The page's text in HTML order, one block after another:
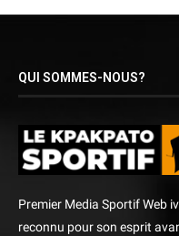
QUI SOMMES-NOUS?
Premier Media Sportif Web
reconnu pour son esprit